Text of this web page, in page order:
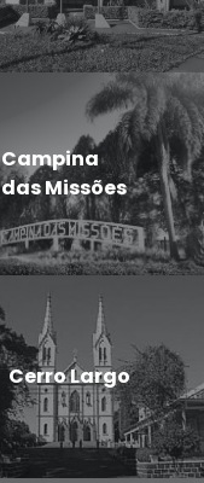
Campina
das Missões
Cerro Largo